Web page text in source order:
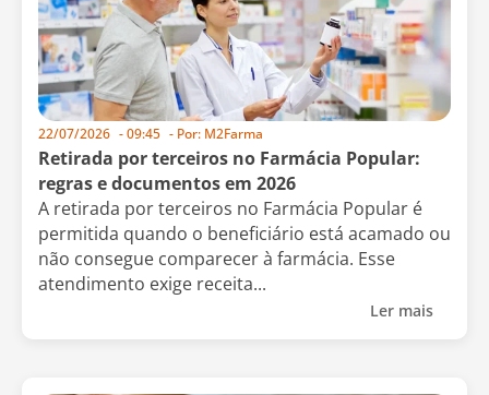
22/07/2026 -09:45 - Por: M2Farma
Retirada por terceiros no Farmácia Popular:
regras e documentos em 2026
A retirada por terceiros no Farmácia Popular é
permitida quando o beneficiário está acamado ou
não consegue comparecer à farmácia. Esse
atendimento exige receita...
Ler mais